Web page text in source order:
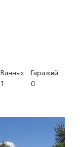
Ванных:
1
Гаражей:
0